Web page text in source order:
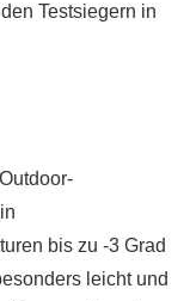
Testsiegern in
bis zu -3 Grad
leicht und